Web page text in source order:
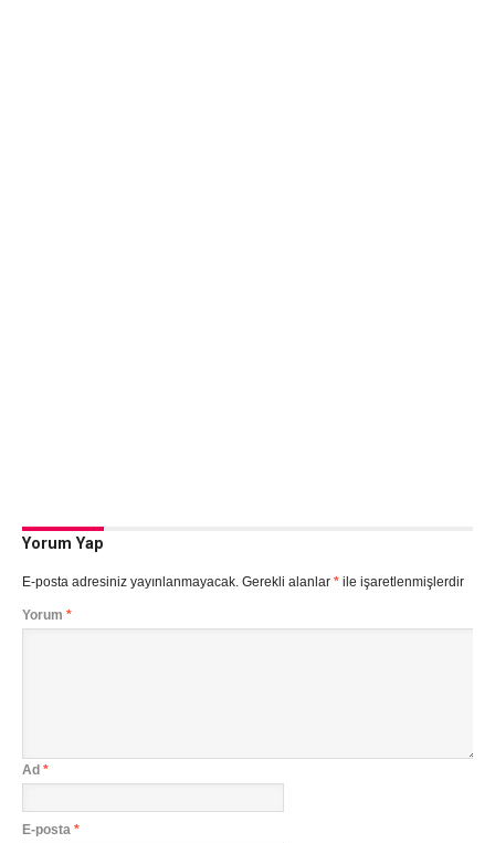
Yorum Yap
E-posta adresiniz yayınlanmayacak. Gerekli alanlar *ile işaretlenmişlerdir
Yorum *
Ad *
E-posta *